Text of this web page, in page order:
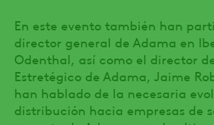
En este evento también han
director general de Adama en
Odenthal, así como el director
Estretégico de Adama, Jaime
han hablado de la necesaria
distribución hacia empresas de